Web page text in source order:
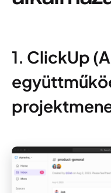
1. ClickUp